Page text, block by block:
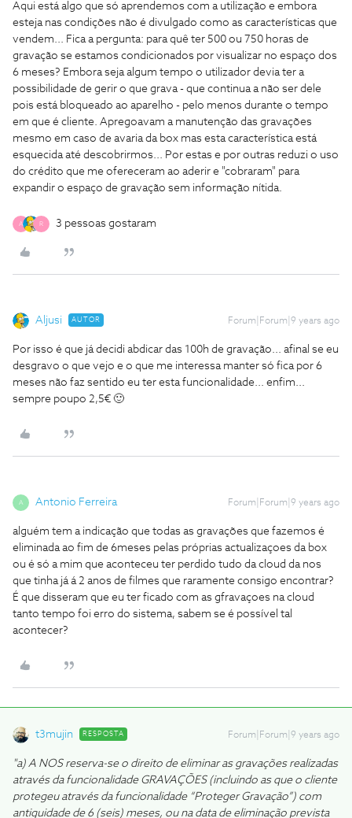
Aqui está algo que só aprendemos com a utilização e embora
esteja nas condições não é divulgado como as características que
vendem... Fica a pergunta: para quê ter 500 ou 750 horas de
gravação se estamos condicionados por visualizar no espaço dos
6 meses? Embora seja algum tempo o utilizador devia ter a
possibilidade de gerir o que grava - que continua a não ser dele
pois está bloqueado ao aparelho - pelo menos durante o tempo
em que é cliente. Apregoavam a manutenção das gravações
mesmo em caso de avaria da box mas esta característica está
esquecida até descobrirmos... Por estas e por outras reduzi o uso
do crédito que me ofereceram ao aderir e "cobraram" para
expandir o espaço de gravação sem informação nítida.
A R 3 pessoas gostaram
Aljusi AUTOR Forum|Forum|9 years ago
Por isso é que já decidi abdicar das 100h de gravação... afinal se eu
desgravo o que vejo e o que me interessa manter só fica por 6
meses não faz sentido eu ter esta funcionalidade... enfim...
sempre poupo 2,5€ 🙂
A Antonio Ferreira Forum|Forum|9 years ago
alguém tem a indicação que todas as gravações que fazemos é
eliminada ao fim de 6meses pelas próprias actualizaçoes da box
ou é só a mim que aconteceu ter perdido tudo da cloud da nos
que tinha já á 2 anos de filmes que raramente consigo encontrar?
É que disseram que eu ter ficado com as gfravaçoes na cloud
tanto tempo foi erro do sistema, sabem se é possível tal
acontecer?
t3mujin RESPOSTA Forum|Forum|9 years ago
"a) A NOS reserva-se o direito de eliminar as gravações realizadas
através da funcionalidade GRAVAÇÕES (incluindo as que o cliente
protegeu através da funcionalidade “Proteger Gravação”) com
antiguidade de 6 (seis) meses, ou na data de eliminação prevista